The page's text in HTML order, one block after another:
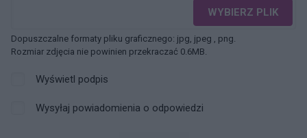
WYBIERZ PLIK
Dopuszczalne formaty pliku graficznego: jpg, jpeg , png.
Rozmiar zdjęcia nie powinien przekraczać 0.6MB.
Wyświetl podpis
Wysyłaj powiadomienia o odpowiedzi